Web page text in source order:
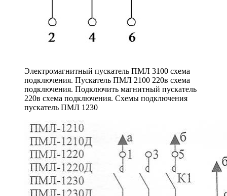
Электромагнитный пускатель ПМЛ 3100 схема
подключения. Пускатель ПМЛ 2100 220в схема
подключения. Подключить магнитный пускатель
220в схема подключения. Схемы подключения
пускатель ПМЛ 1230